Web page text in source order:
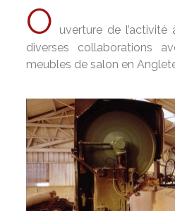
O
uverture de l’activité
diverses collaborations
meubles de salon en